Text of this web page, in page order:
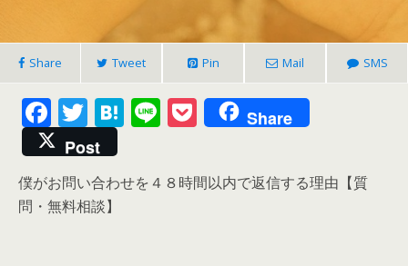
Share Tweet Pin Mail SMS
F
ac
e
b
T
w
itt
er
H
e
n
Li
e
P
ck
et
Share
Post
僕がお問い合わせを４８時間以内で返信する理由【質
問・無料相談】